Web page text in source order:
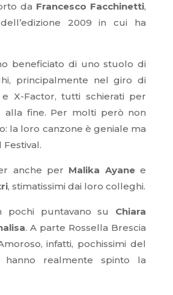
da Francesco Facchinetti,
2009 in cui ha
beneficiato di uno stuolo di
principalmente nel giro di
e X-Factor, tutti schierati per
alla fine. Per molti però non
la loro canzone è geniale ma
anche per Malika Ayanee
, stimatissimi dai loro colleghi.
pochi puntavano su Chiara
. A parte Rossella Brescia
infatti, pochissimi del
realmente spinto la